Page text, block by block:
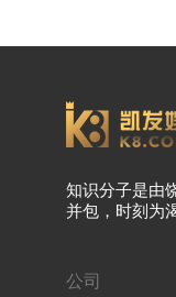
知识分子是由
并包，时刻为
公司